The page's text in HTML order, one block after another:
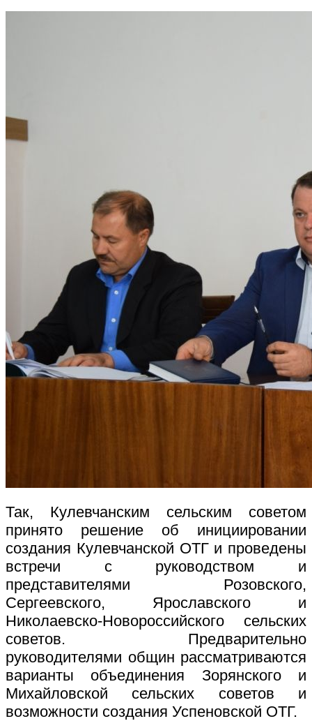
Так, Кулевчанским сельским советом
принято решение об инициировании
создания Кулевчанской ОТГ и проведены
встречи с руководством и
представителями Розовского,
Сергеевского, Ярославского и
Николаевско-Новороссийского сельских
советов. Предварительно
руководителями общин рассматриваются
варианты объединения Зорянского и
Михайловской сельских советов и
возможности создания Успеновской ОТГ.